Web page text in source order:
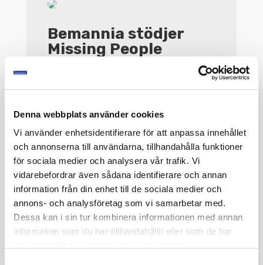
Denna webbplats använder cookies
Vi använder enhetsidentifierare för att anpassa innehållet
och annonserna till användarna, tillhandahålla funktioner
för sociala medier och analysera vår trafik. Vi
vidarebefordrar även sådana identifierare och annan
information från din enhet till de sociala medier och
annons- och analysföretag som vi samarbetar med.
Dessa kan i sin tur kombinera informationen med annan
information som du har tillhandahållit eller som de har
Bemannia stödjer
Missing People
Nattvandrarna
Hockey Allsvenskan
är igång!
Vi är glada att hockeysäsongen 2023/2024
har börjat och Bemannia är stolt sponsor av
AIK Hockey. Vi följer deras framgångar med